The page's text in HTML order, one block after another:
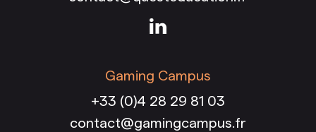
Gaming Campus
+33 (0)4 28 29 81 03
contact@gamingcampus.fr